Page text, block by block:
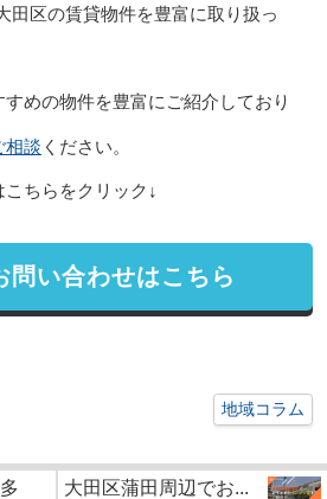
田区の賃貸物件を豊富に取り扱っ
めの物件を豊富にご紹介しており
相談 ください。
ちらをクリック↓
問い合わせはこちら
地域コラム
大田区蒲田周辺でお...